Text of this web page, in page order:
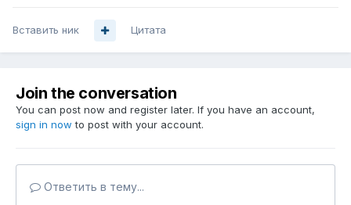
Вставить ник Цитата
Join the conversation
You can post now and register later. If you have an account,
sign in now to post with your account.
Ответить в тему...